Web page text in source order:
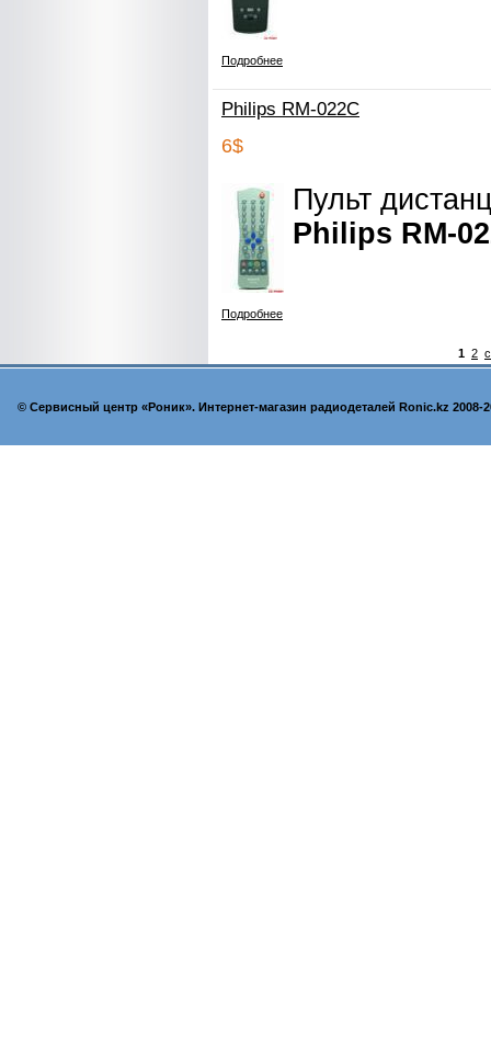
Подробнее
Philips RM-022C
6$
Пульт
Philips RM-
Подробнее
1 2
© Cервисный центр «Роник». Интернет-магазин радиодеталей Ronic.kz 2008-